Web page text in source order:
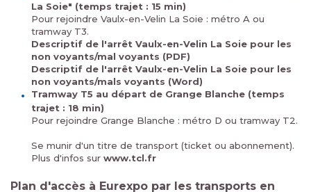
La Soie" (temps trajet : 15 min)
Pour rejoindre Vaulx-en-Velin La Soie : métro A ou
tramway T3.
Descriptif de l'arrêt Vaulx-en-Velin La Soie pour les
non voyants/mal voyants (PDF)
Descriptif de l'arrêt Vaulx-en-Velin La Soie pour les
non voyants/mals voyants (Word)
Tramway T5 au départ de Grange Blanche (temps
trajet : 18 min)
Pour rejoindre Grange Blanche : métro D ou tramway T2.
Se munir d'un titre de transport (ticket ou abonnement).
Plus d'infos sur www.tcl.fr
Plan d'accès à Eurexpo par les transports en